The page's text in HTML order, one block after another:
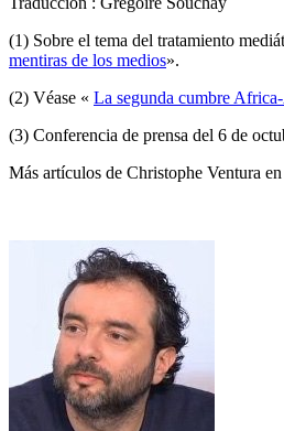
(1) Sobre el tema del tratamiento
mentiras de los medios».
(2) Véase « La segunda cumbre
(3) Conferencia de prensa del 6 de
Más artículos de Christophe Ventura